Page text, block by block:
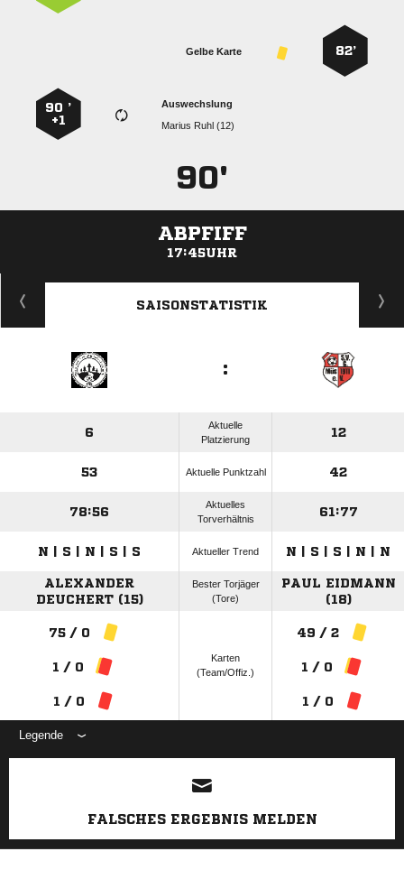
82’
Gelbe Karte
Auswechslung
  
90 ’
+1
90'
ABPFIFF
17:45UHR
ANZEIGE
SAISONSTATISTIK
:
6
Aktuelle
Platzierung
12
53 Aktuelle Punktzahl 42
78:56
Aktuelles
Torverhältnis
61:77
N | S | N | S | S Aktueller Trend N | S | S | N | N
ALEXANDER
DEUCHERT (15)
Bester Torjäger
(Tore)
PAUL EIDMANN
(18)
75 / 0
1 / 0
1 / 0
Karten
(Team/Offiz.)
49 / 2
1 / 0
1 / 0
Legende
ANZEIGE
FALSCHES ERGEBNIS MELDEN